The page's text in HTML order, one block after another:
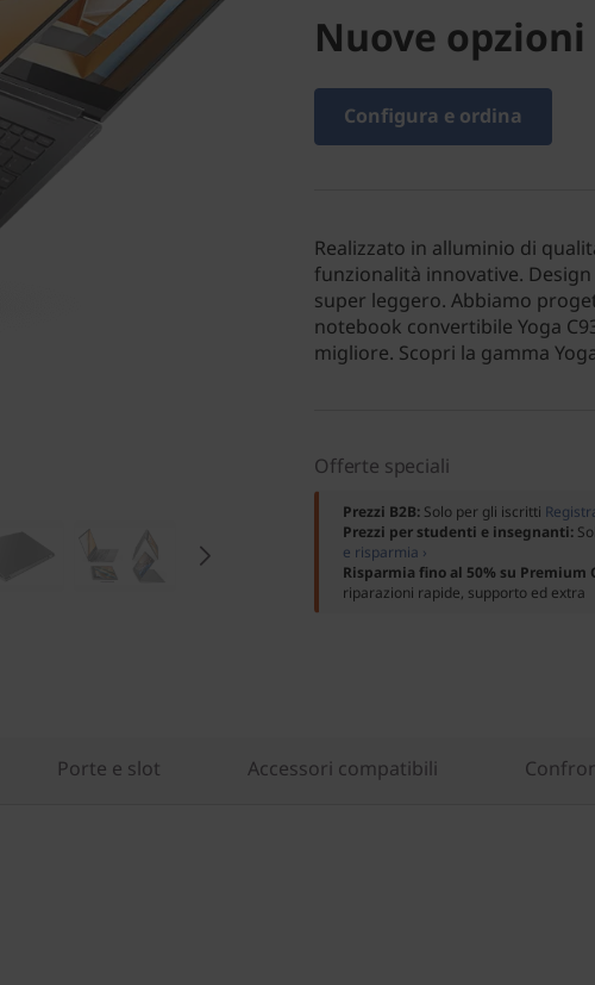
Nuove
Configura e ordina
Realizzato in alluminio di
funzionalità innovative.
super leggero. Abbiamo
notebook convertibile Yoga
migliore. Scopri la gamma
Offerte speciali
Prezzi B2B: Solo per gli iscritti
Prezzi per studenti e insegnanti:
e risparmia ›
Risparmia fino al 50% su Premium
riparazioni rapide, supporto ed extra
Porte e slot Accessori compatibili